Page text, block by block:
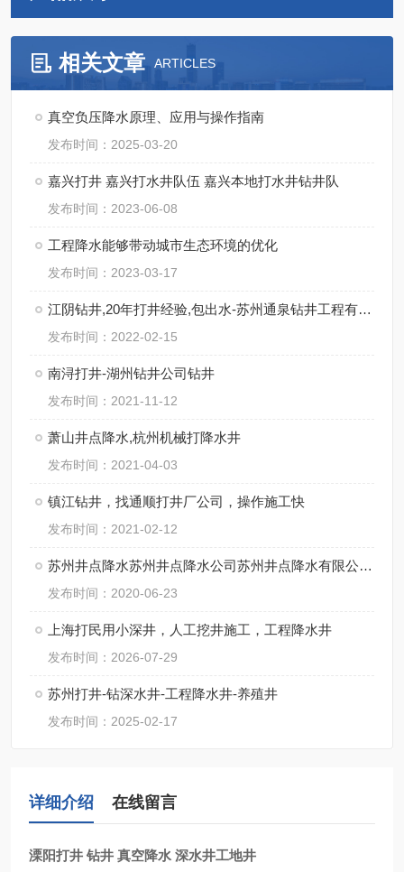
相关文章 ARTICLES
真空负压降水原理、应用与操作指南
发布时间：2025-03-20
嘉兴打井 嘉兴打水井队伍 嘉兴本地打水井钻井队
发布时间：2023-06-08
工程降水能够带动城市生态环境的优化
发布时间：2023-03-17
江阴钻井,20年打井经验,包出水-苏州通泉钻井工程有限公司
发布时间：2022-02-15
南浔打井-湖州钻井公司钻井
发布时间：2021-11-12
萧山井点降水,杭州机械打降水井
发布时间：2021-04-03
镇江钻井，找通顺打井厂公司，操作施工快
发布时间：2021-02-12
苏州井点降水苏州井点降水公司苏州井点降水有限公司通泉降水公司
发布时间：2020-06-23
上海打民用小深井，人工挖井施工，工程降水井
发布时间：2026-07-29
苏州打井-钻深水井-工程降水井-养殖井
发布时间：2025-02-17
详细介绍 在线留言
溧阳打井 钻井 真空降水 深水井工地井